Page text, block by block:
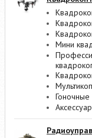
Мини